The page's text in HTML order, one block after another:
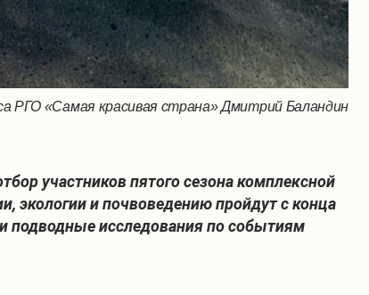
РГО «Самая красивая страна» Дмитрий Баландин
участников пятого сезона комплексной
экологии и почвоведению пройдут с конца
подводные исследования по событиям